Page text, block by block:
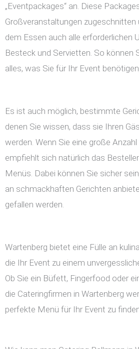
„Eventpackages“ an. Diese
Großveranstaltungen zugeschnitten
dem Essen auch alle erforderlichen
Besteck und Servietten. So können
alles, was Sie für Ihr Event
Es ist auch möglich, bestimmte
denen Sie wissen, dass sie Ihren
werden. Wenn Sie eine große
empfiehlt sich natürlich das
Menüs. Dabei können Sie sicher
an schmackhaften Gerichten
gefallen werden.
Wartenberg bietet eine Fülle an
die Ihr Event zu einem
Ob Sie ein Büfett, Fingerfood oder
die Cateringfirmen in Wartenberg
perfekte Menü für Ihr Event zu